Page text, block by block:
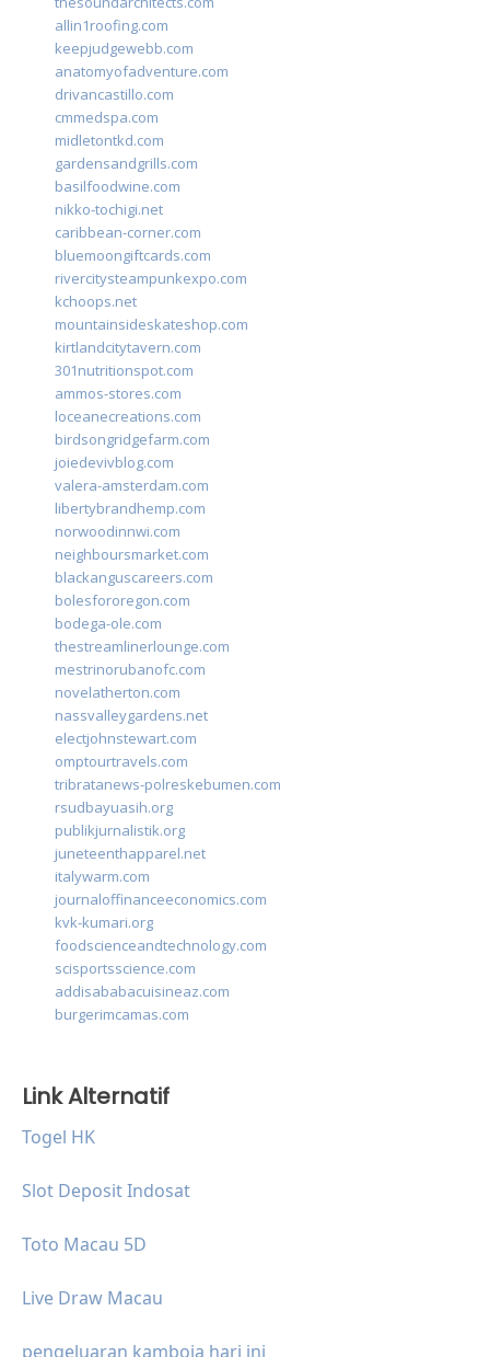
allin1roofing.com
keepjudgewebb.com
anatomyofadventure.com
drivancastillo.com
cmmedspa.com
midletontkd.com
gardensandgrills.com
basilfoodwine.com
nikko-tochigi.net
caribbean-corner.com
bluemoongiftcards.com
rivercitysteampunkexpo.com
kchoops.net
mountainsideskateshop.com
kirtlandcitytavern.com
301nutritionspot.com
ammos-stores.com
loceanecreations.com
birdsongridgefarm.com
joiedevivblog.com
valera-amsterdam.com
libertybrandhemp.com
norwoodinnwi.com
neighboursmarket.com
blackanguscareers.com
bolesfororegon.com
bodega-ole.com
thestreamlinerlounge.com
mestrinorubanofc.com
novelatherton.com
nassvalleygardens.net
electjohnstewart.com
omptourtravels.com
tribratanews-polreskebumen.com
rsudbayuasih.org
publikjurnalistik.org
juneteenthapparel.net
italywarm.com
journaloffinanceeconomics.com
kvk-kumari.org
foodscienceandtechnology.com
scisportsscience.com
addisababacuisineaz.com
burgerimcamas.com
Link Alternatif
Togel HK
Slot Deposit Indosat
Toto Macau 5D
Live Draw Macau
pengeluaran kamboja hari ini